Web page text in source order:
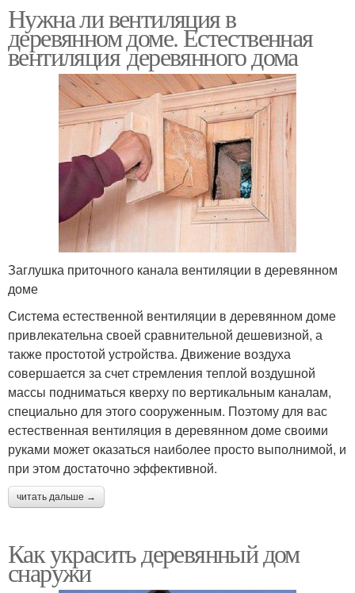
Нужна ли вентиляция в
деревянном доме. Естественная
вентиляция деревянного дома
Заглушка приточного канала вентиляции в деревянном
доме
Система естественной вентиляции в деревянном доме
привлекательна своей сравнительной дешевизной, а
также простотой устройства. Движение воздуха
совершается за счет стремления теплой воздушной
массы подниматься кверху по вертикальным каналам,
специально для этого сооруженным. Поэтому для вас
естественная вентиляция в деревянном доме своими
руками может оказаться наиболее просто выполнимой, и
при этом достаточно эффективной.
читать дальше →
Как украсить деревянный дом
снаружи